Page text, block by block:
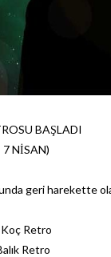
BAŞLADI
NİSAN)
geri harekette
Retro
Retro